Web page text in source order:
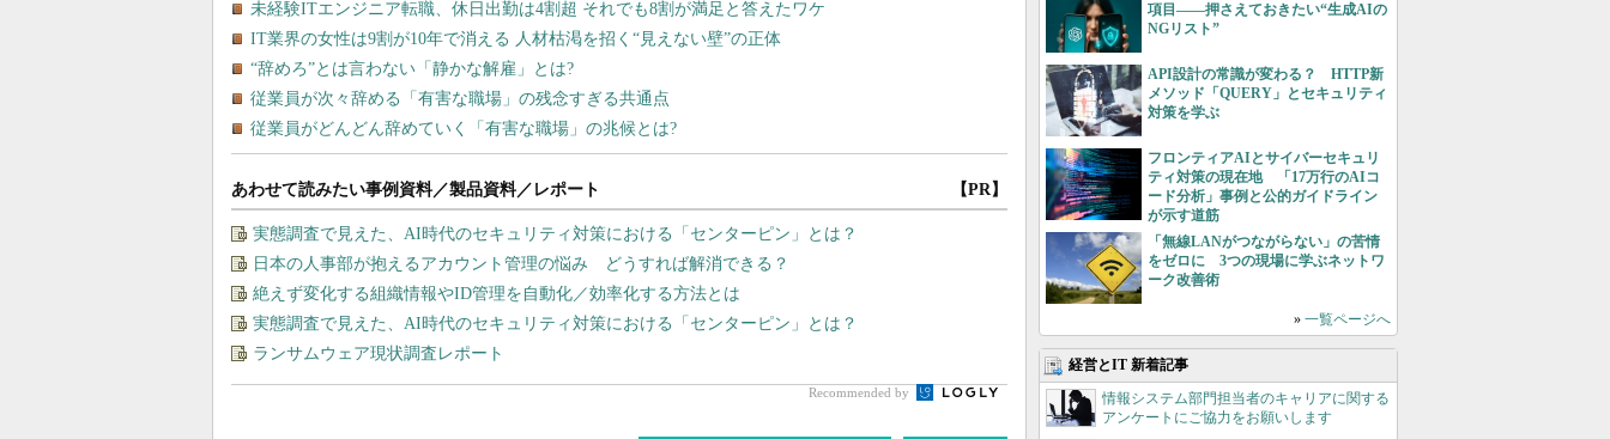
あわせて読みたい事例資料／製品資料／レポート 【PR】
実態調査で見えた、AI時代のセキュリティ対策における「センターピン」とは？
日本の人事部が抱えるアカウント管理の悩み どうすれば解消できる？
絶えず変化する組織情報やID管理を自動化／効率化する方法とは
実態調査で見えた、AI時代のセキュリティ対策における「センターピン」とは？
ランサムウェア現状調査レポート
Recommended by
項目――押さえておきたい“生成AIの
NGリスト”
API設計の常識が変わる？ HTTP新
メソッド「QUERY」とセキュリティ
対策を学ぶ
フロンティアAIとサイバーセキュリ
ティ対策の現在地 「17万行のAIコ
ード分析」事例と公的ガイドライン
が示す道筋
「無線LANがつながらない」の苦情
をゼロに 3つの現場に学ぶネットワ
ーク改善術
» 一覧ページへ
経営とIT 新着記事
情報システム部門担当者のキャリアに関する
アンケートにご協力をお願いします